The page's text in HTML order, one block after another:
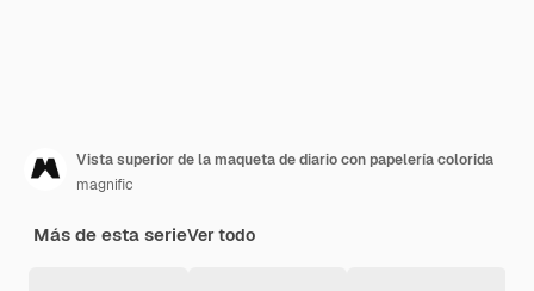
Vista superior de la maqueta de diario con papelería colorida
magnific
Más de esta serieVer todo